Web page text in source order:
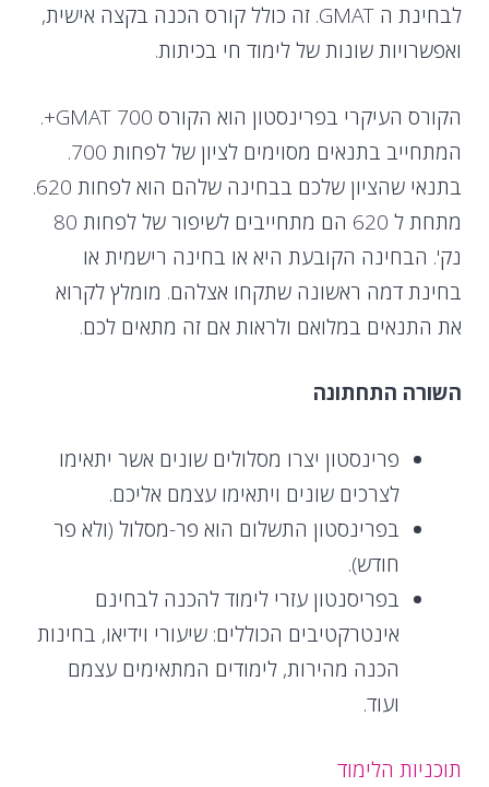
לבחינת ה GMAT. זה כולל קורס הכנה בקצה אישית,
ואפשרויות שונות של לימוד חי בכיתות.
הקורס העיקרי בפרינסטון הוא הקורס GMAT 700+.
המתחייב בתנאים מסוימים לציון של לפחות 700.
בתנאי שהציון שלכם בבחינה שלהם הוא לפחות 620.
מתחת ל 620 הם מתחייבים לשיפור של לפחות 80
נק'. הבחינה הקובעת היא או בחינה רישמית או
בחינת דמה ראשונה שתקחו אצלהם. מומלץ לקרוא
את התנאים במלואם ולראות אם זה מתאים לכם.
השורה התחתונה
פרינסטון יצרו מסלולים שונים אשר יתאימו
לצרכים שונים ויתאימו עצמם אליכם.
בפרינסטון התשלום הוא פר-מסלול (ולא פר
חודש).
בפריסנטון עזרי לימוד להכנה לבחינם
אינטרקטיבים הכוללים: שיעורי וידיאו, בחינות
הכנה מהירות, לימודים המתאימים עצמם
ועוד.
תוכניות הלימוד